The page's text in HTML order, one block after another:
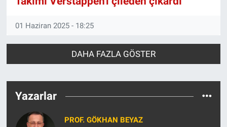
01 Haziran 2025 - 18:25
DAHA FAZLA GÖSTER
Yazarlar
PROF. GÖKHAN BEYAZ